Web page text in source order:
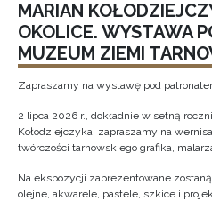
MARIAN
OKOLICE. WYSTAWA
MUZEUM ZIEMI
Zapraszamy na wystawę pod
2 lipca 2026 r., dokładnie w setną
Kołodziejczyka, zapraszamy na
twórczości tarnowskiego grafika,
Na ekspozycji zaprezentowane
olejne, akwarele, pastele, szkice i